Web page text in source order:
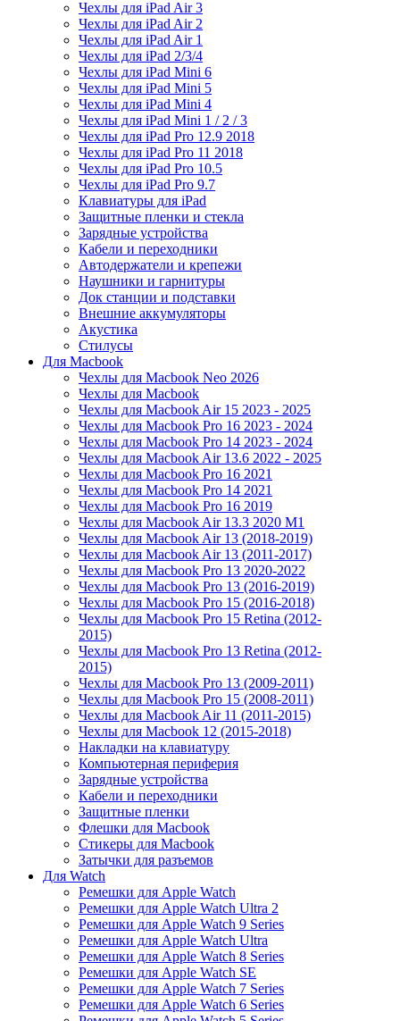
Чехлы для iPad Air 3
Чехлы для iPad Air 2
Чехлы для iPad Air 1
Чехлы для iPad 2/3/4
Чехлы для iPad Mini 6
Чехлы для iPad Mini 5
Чехлы для iPad Mini 4
Чехлы для iPad Mini 1 / 2 / 3
Чехлы для iPad Pro 12.9 2018
Чехлы для iPad Pro 11 2018
Чехлы для iPad Pro 10.5
Чехлы для iPad Pro 9.7
Клавиатуры для iPad
Защитные пленки и стекла
Зарядные устройства
Кабели и переходники
Автодержатели и крепежи
Наушники и гарнитуры
Док станции и подставки
Внешние аккумуляторы
Акустика
Стилусы
Для Macbook
Чехлы для Macbook Neo 2026
Чехлы для Macbook
Чехлы для Macbook Air 15 2023 - 2025
Чехлы для Macbook Pro 16 2023 - 2024
Чехлы для Macbook Pro 14 2023 - 2024
Чехлы для Macbook Air 13.6 2022 - 2025
Чехлы для Macbook Pro 16 2021
Чехлы для Macbook Pro 14 2021
Чехлы для Macbook Pro 16 2019
Чехлы для Macbook Air 13.3 2020 M1
Чехлы для Macbook Air 13 (2018-2019)
Чехлы для Macbook Air 13 (2011-2017)
Чехлы для Macbook Pro 13 2020-2022
Чехлы для Macbook Pro 13 (2016-2019)
Чехлы для Macbook Pro 15 (2016-2018)
Чехлы для Macbook Pro 15 Retina (2012-
2015)
Чехлы для Macbook Pro 13 Retina (2012-
2015)
Чехлы для Macbook Pro 13 (2009-2011)
Чехлы для Macbook Pro 15 (2008-2011)
Чехлы для Macbook Air 11 (2011-2015)
Чехлы для Macbook 12 (2015-2018)
Накладки на клавиатуру
Компьютерная периферия
Зарядные устройства
Кабели и переходники
Защитные пленки
Флешки для Macbook
Стикеры для Macbook
Затычки для разъемов
Для Watch
Ремешки для Apple Watch
Ремешки для Apple Watch Ultra 2
Ремешки для Apple Watch 9 Series
Ремешки для Apple Watch Ultra
Ремешки для Apple Watch 8 Series
Ремешки для Apple Watch SE
Ремешки для Apple Watch 7 Series
Ремешки для Apple Watch 6 Series